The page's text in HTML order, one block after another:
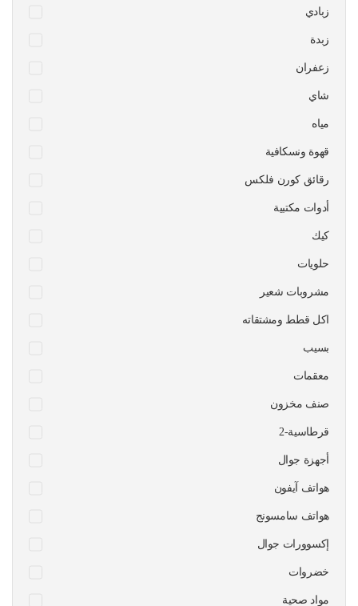
زبادي
زبدة
زعفران
شاي
مياه
قهوة ونسكافية
رقائق كورن فلكس
أدوات مكتبية
كيك
حلويات
مشروبات شعير
اكل قطط ومشتقاته
بسيب
معقمات
صنف مخزون
قرطاسية-2
أجهزة جوال
هواتف آيفون
هواتف سامسونج
إكسوورات جوال
خضروات
مواد صحية